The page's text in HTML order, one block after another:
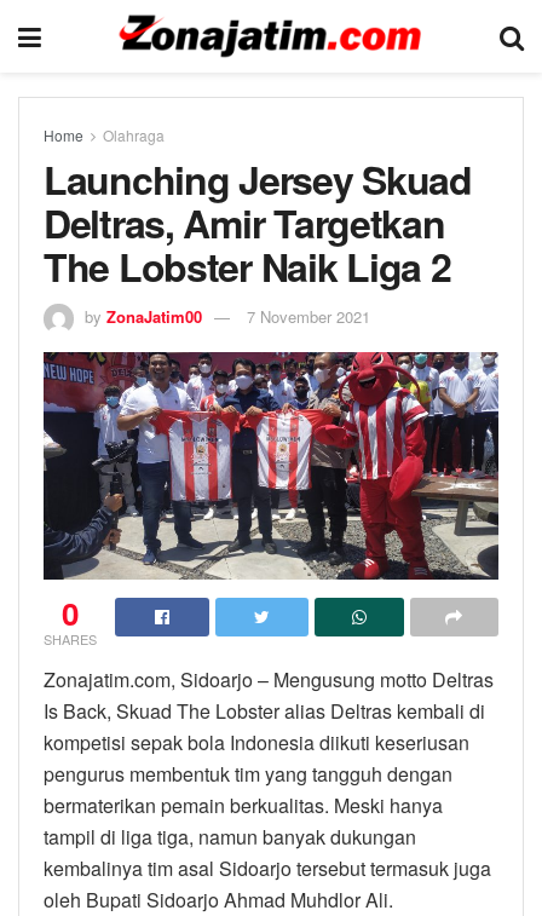
Home Olahraga
Launching Jersey Skuad
Deltras, Amir Targetkan
The Lobster Naik Liga 2
by ZonaJatim00 7 November 2021
0
SHARES
Zonajatim.com, Sidoarjo – Mengusung motto Deltras
Is Back, Skuad The Lobster alias Deltras kembali di
kompetisi sepak bola Indonesia diikuti keseriusan
pengurus membentuk tim yang tangguh dengan
bermaterikan pemain berkualitas. Meski hanya
tampil di liga tiga, namun banyak dukungan
kembalinya tim asal Sidoarjo tersebut termasuk juga
oleh Bupati Sidoarjo Ahmad Muhdlor Ali.